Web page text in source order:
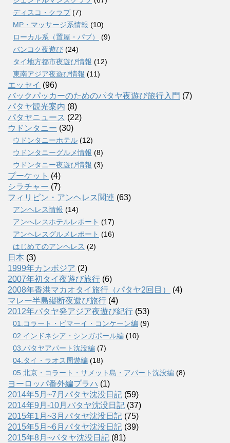
ディスコ・クラブ (7)
MP・マッサージ系情報 (10)
ローカル系（置屋・パブ）
(9)
バンコク夜遊び (24)
タイ地方都市夜遊び情報 (12)
東南アジア夜遊び情報 (11)
エッセイ (96)
バックパッカーのためのパタヤ夜遊び旅行入門 (7)
パタヤ観光案内 (8)
パタヤニュース (22)
ウドンタニー (30)
ウドンタニーホテル (12)
ウドンタニーグルメ情報 (8)
ウドンタニー夜遊び情報 (3)
プーケット (4)
シラチャー (7)
フィリピン・アンヘレス関連 (63)
アンヘレス情報 (14)
アンへレスホテルレポート (17)
アンヘレスグルメレポート (16)
はじめてのアンヘレス (2)
日本 (3)
1999年カンボジア (2)
2007年初タイ夜遊び旅行 (6)
2008年香港マカオタイ旅行（パタヤ2回目）
(4)
マレー半島縦断夜遊び旅行 (4)
2012年パタヤ発アジア夜遊び紀行 (53)
01.コラート・ピマーイ・コンケーン編 (9)
02.インドネシア・シンガポール編 (10)
03.パタヤアパート沈没編 (7)
04.タイ・ラオス周遊編 (18)
05.北京・コラート・サメット島・アパート沈没編 (8)
ヨーロッパ番外編プラハ (1)
2014年5月~7月パタヤ沈没日記 (59)
2014年9月-10月パタヤ沈没日記 (37)
2015年1月~3月パタヤ沈没日記 (75)
2015年5月~6月パタヤ沈没日記 (39)
2015年8月~パタヤ沈没日記 (81)